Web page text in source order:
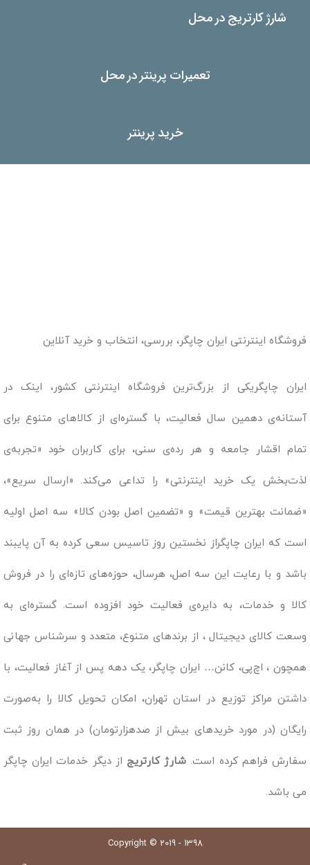
شارژ کارتریج در محل
تعمیرات پرینتر در محل
خرید پرینتر
فروشگاه اینترنتی ایران چاپگر، بررسی، انتخاب و خرید آنلاین
ایران چاپگریکی از بزرگ‌ترین فروشگاه اینترنتی کشور، اینک در
آستانه‌ی دهمین سال فعالیت، با گستره‌ای از کالاهای متنوع برای
تمام اقشار جامعه و هر رده‌ی سنی، برای کاربران خود «تجربه‌ی
لذت‌بخش یک خرید اینترنتی» را تداعی می‌کند. «ارسال سریع»،
«ضمانت بهترین قیمت» و «تضمین اصل بودن کالا» سه اصل اولیه
است که ایران چاپگراز نخستین روز تاسیس سعی کرده به آن پایبند
باشد و با رعایت این سه اصل، هرسال، حوزه‌های تازه‌ای را در فروش
کالا و خدمات، به دایره‌ی فعالیت خود افزوده است. گستره‌ای به
وسعت کالای دیجیتال ، از برندهای متنوع، متعدد و سرشناس جهانی
همچون ، اچ‌پی، کانن… ایران چاپگر، یک دهه پس از آغاز فعالیت، با
داشتن مراکز توزیع در استان تهران، امکان تحویل کالا را به‌صورت
رایگان (در مورد خریدهای بیش از صدهزارتومان) در همان روز ثبت
سفارش فراهم کرده است. شارژ کارتریج از دیگر خدمات ایران چاپگر
می باشد.
Copyright © 2019 - 1398